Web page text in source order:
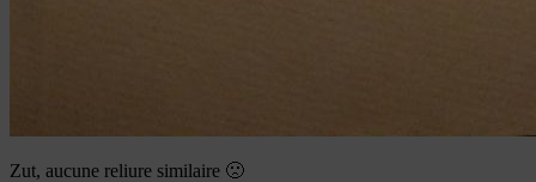
Zut, aucune reliure similaire 🙁